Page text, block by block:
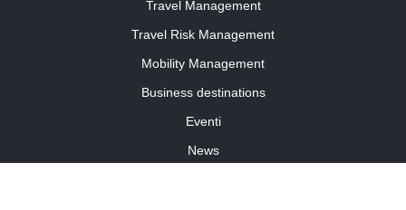
Travel Management
Travel Risk Management
Mobility Management
Business destinations
Eventi
News